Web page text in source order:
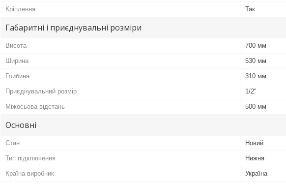
Кріплення Так
Габаритні і приєднувальні розміри
Висота 700 мм
Ширина 530 мм
Глибина 310 мм
Приєднувальний розмір 1/2"
Міжосьова відстань 500 мм
Основні
Стан Новий
Тип підключення Нижня
Країна виробник Україна